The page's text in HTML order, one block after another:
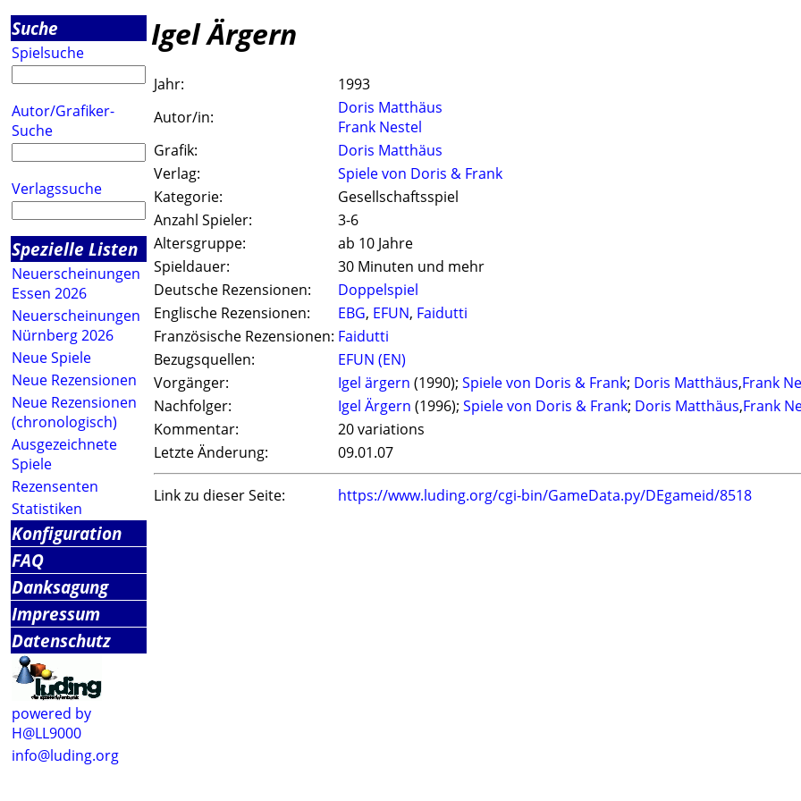
Suche
Spielsuche
Autor/Grafiker-
Suche
Verlagssuche
Spezielle Listen
Neuerscheinungen
Essen 2026
Neuerscheinungen
Nürnberg 2026
Neue Spiele
Neue Rezensionen
Neue Rezensionen
(chronologisch)
Ausgezeichnete
Spiele
Rezensenten
Statistiken
Konfiguration
FAQ
Danksagung
Impressum
Datenschutz
powered by
H@LL9000
info@luding.org
Igel Ärgern
Jahr:
1993
Autor/in:
Doris Matthäus
Frank Nestel
Grafik:
Doris Matthäus
Verlag:
Spiele von Doris & Frank
Kategorie:
Gesellschaftsspiel
Anzahl Spieler:
3-6
Altersgruppe:
ab 10 Jahre
Spieldauer:
30 Minuten und mehr
Deutsche Rezensionen:
Doppelspiel
Englische Rezensionen:
EBG, EFUN, Faidutti
Französische Rezensionen: Faidutti
Bezugsquellen:
EFUN (EN)
Vorgänger:
Igel ärgern (1990); Spiele von Doris & Frank; Doris Matthäus,Frank
Nachfolger:
Igel Ärgern (1996); Spiele von Doris & Frank; Doris Matthäus,Frank
Kommentar:
20 variations
Letzte Änderung:
09.01.07
Link zu dieser Seite: https://www.luding.org/cgi-bin/GameData.py/DEgameid/8518